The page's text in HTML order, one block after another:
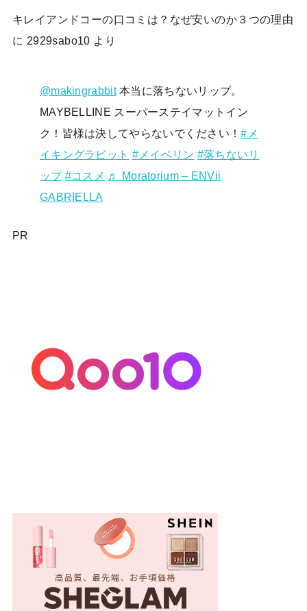
キレイアンドコーの口コミは？なぜ安いのか３つの理由
に 2929sabo10 より
@makingrabbit本当に落ちないリップ。
MAYBELLINE スーパーステイマットイン
ク！皆様は決してやらないでください！#メ
イキングラビット #メイベリン #落ちないリ
ップ #コスメ ♬ Moratorium – ENVii
GABRIELLA
PR